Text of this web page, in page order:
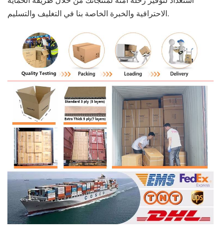
الاحترافية والخبرة الخاصة بنا في التغليف والتسليم.